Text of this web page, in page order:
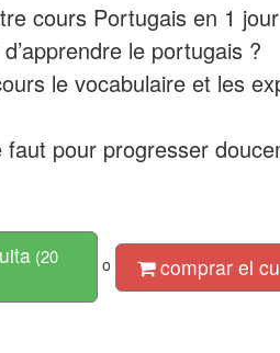
cours Portugais en 1
le portugais ?
le vocabulaire et les
faut pour progresser
(20
o comprar el